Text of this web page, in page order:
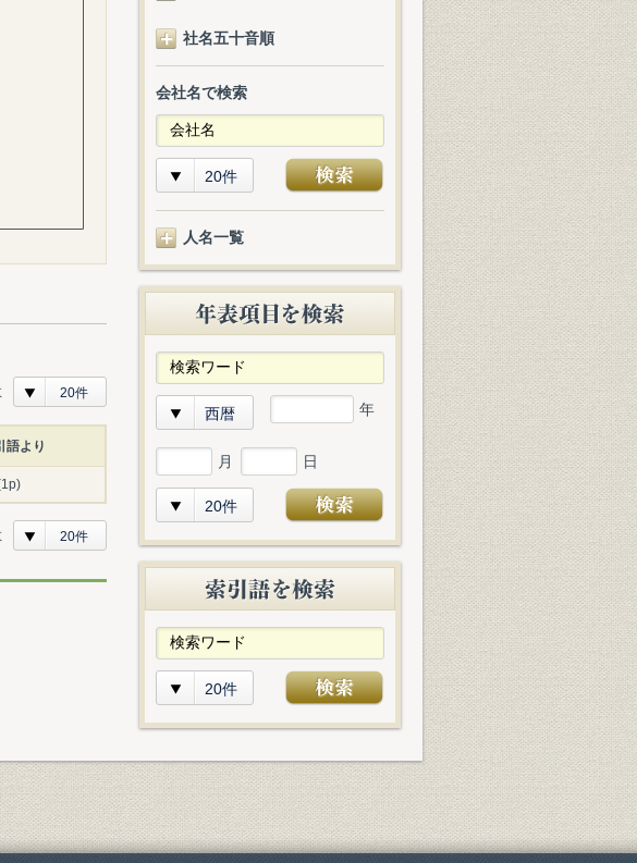
20件
語より
20件
社名五十音順
会社名で検索
20件
人名一覧
西暦 年
月 日
20件
20件